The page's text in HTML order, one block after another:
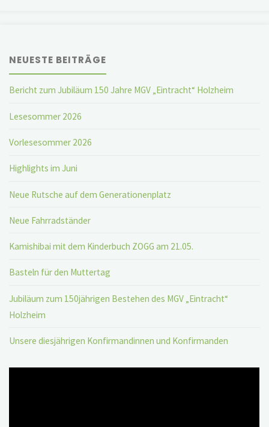
NEUESTE BEITRÄGE
Bericht zum Jubiläum 150 Jahre MGV „Eintracht“ Holzheim
Lesesommer 2026
Vorlesesommer 2026
Highlights im Juni
Neue Rutsche auf dem Generationenplatz
Neue Fahrradständer
Kamishibai mit dem Kinderbuch ZOGG am 21.05.
Basteln für den Muttertag
Jubiläum zum 150jährigen Bestehen des MGV „Eintracht“
Holzheim
Unsere diesjährigen Konfirmandinnen und Konfirmanden